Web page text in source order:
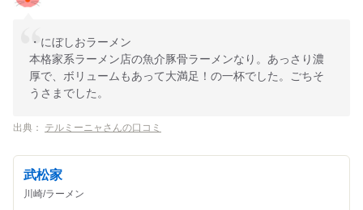
・にぼしおラーメン
本格家系ラーメン店の魚介豚骨ラーメンなり。あっさり濃
厚で、ボリュームもあって大満足！の一杯でした。ごちそ
うさまでした。
出典： テルミーニャさんの口コミ
武松家
川崎/ラーメン